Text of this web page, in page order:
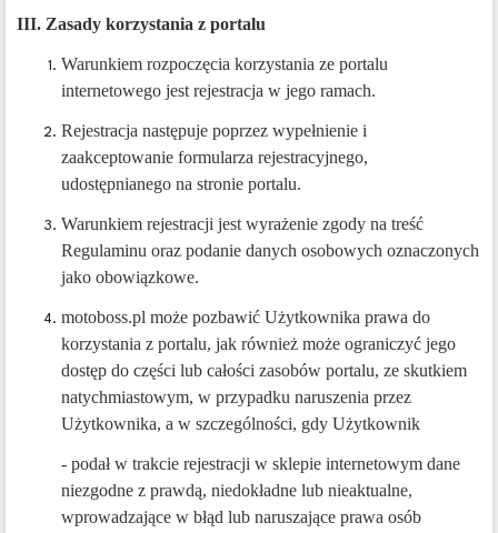
III. Zasady korzystania z portalu
Warunkiem rozpoczęcia korzystania ze portalu
internetowego jest rejestracja w jego ramach.
Rejestracja następuje poprzez wypełnienie i
zaakceptowanie formularza rejestracyjnego,
udostępnianego na stronie portalu.
Warunkiem rejestracji jest wyrażenie zgody na treść
Regulaminu oraz podanie danych osobowych oznaczonych
jako obowiązkowe.
motoboss.pl może pozbawić Użytkownika prawa do
korzystania z portalu, jak również może ograniczyć jego
dostęp do części lub całości zasobów portalu, ze skutkiem
natychmiastowym, w przypadku naruszenia przez
Użytkownika, a w szczególności, gdy Użytkownik
- podał w trakcie rejestracji w sklepie internetowym dane
niezgodne z prawdą, niedokładne lub nieaktualne,
wprowadzające w błąd lub naruszające prawa osób